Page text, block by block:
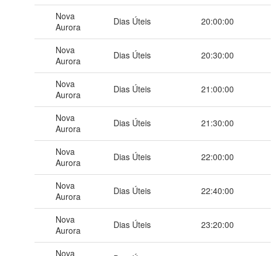
Nova
Aurora
Dias Úteis 20:00:00
Nova
Aurora
Dias Úteis 20:30:00
Nova
Aurora
Dias Úteis 21:00:00
Nova
Aurora
Dias Úteis 21:30:00
Nova
Aurora
Dias Úteis 22:00:00
Nova
Aurora
Dias Úteis 22:40:00
Nova
Aurora
Dias Úteis 23:20:00
Nova